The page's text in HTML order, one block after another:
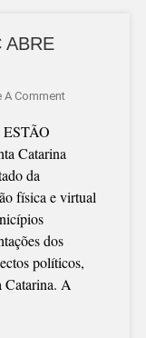
ABRE
A CommentOn
DE
ABRE
Catarina
da
física e virtual
dos
políticos,
Catarina. A